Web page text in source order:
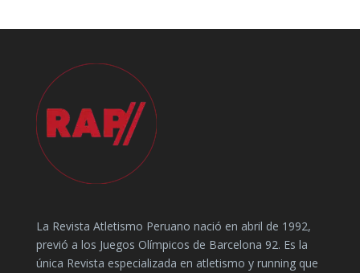
La Revista Atletismo Peruano nació en abril de 1992,
previó a los Juegos Olímpicos de Barcelona 92. Es la
única Revista especializada en atletismo y running que